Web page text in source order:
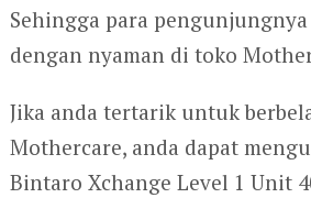
Sehingga para
dengan nyaman di toko
Jika anda tertarik untuk
Mothercare, anda dapat
Bintaro Xchange Level 1 Unit